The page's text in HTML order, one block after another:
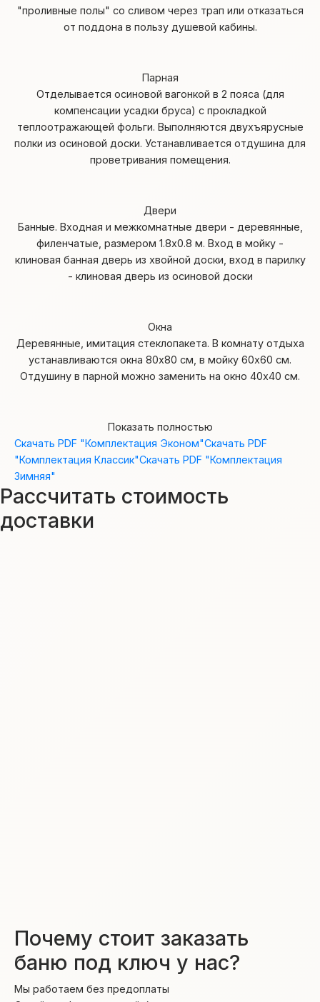
"проливные полы" со сливом через трап или отказаться
от поддона в пользу душевой кабины.
Парная
Отделывается осиновой вагонкой в 2 пояса (для
компенсации усадки бруса) с прокладкой
теплоотражающей фольги. Выполняются двухъярусные
полки из осиновой доски. Устанавливается отдушина для
проветривания помещения.
Двери
Банные. Входная и межкомнатные двери - деревянные,
филенчатые, размером 1.8х0.8 м. Вход в мойку -
клиновая банная дверь из хвойной доски, вход в парилку
- клиновая дверь из осиновой доски
Окна
Деревянные, имитация стеклопакета. В комнату отдыха
устанавливаются окна 80х80 см, в мойку 60х60 см.
Отдушину в парной можно заменить на окно 40х40 см.
Показать полностью
Скачать PDF "Комплектация Эконом"Скачать PDF
"Комплектация Классик"Скачать PDF "Комплектация
Зимняя"
Рассчитать стоимость
доставки
Почему стоит заказать
баню под ключ у нас?
Мы работаем без предоплаты